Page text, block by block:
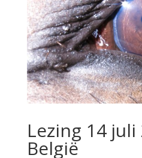
Lezing 14 juli
België